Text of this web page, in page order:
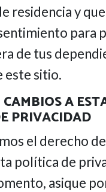
residencia y
para
de tus
este sitio.
A
PRIVACIDAD
el derecho de
política de
asique